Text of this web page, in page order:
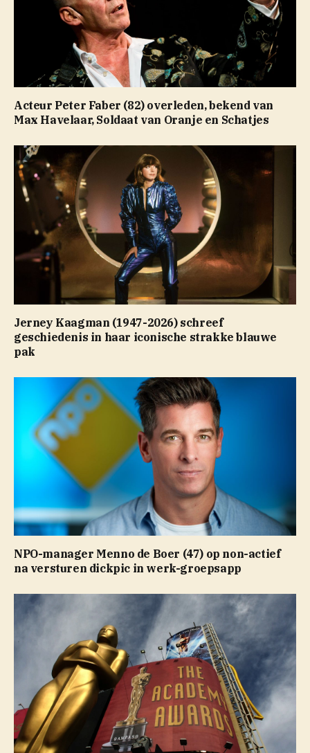
Acteur Peter Faber (82) overleden, bekend van
Max Havelaar, Soldaat van Oranje en Schatjes
Jerney Kaagman (1947-2026) schreef
geschiedenis in haar iconische strakke blauwe
pak
NPO-manager Menno de Boer (47) op non-actief
na versturen dickpic in werk-groepsapp